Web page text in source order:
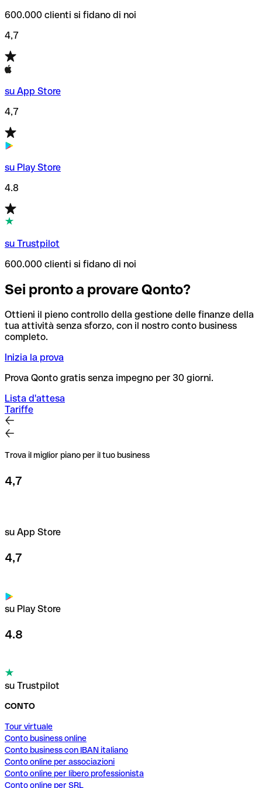
600.000 clienti si fidano di noi
4,7
su App Store
4,7
su Play Store
4.8
su Trustpilot
600.000 clienti si fidano di noi
Sei pronto a provare Qonto?
Ottieni il pieno controllo della gestione delle finanze della
tua attività senza sforzo, con il nostro conto business
completo.
Inizia la prova
Prova Qonto gratis senza impegno per 30 giorni.
Lista d'attesa
Tariffe
Trova il miglior piano per il tuo business
4,7
su App Store
4,7
su Play Store
4.8
su Trustpilot
CONTO
Tour virtuale
Conto business online
Conto business con IBAN italiano
Conto online per associazioni
Conto online per libero professionista
Conto online per SRL